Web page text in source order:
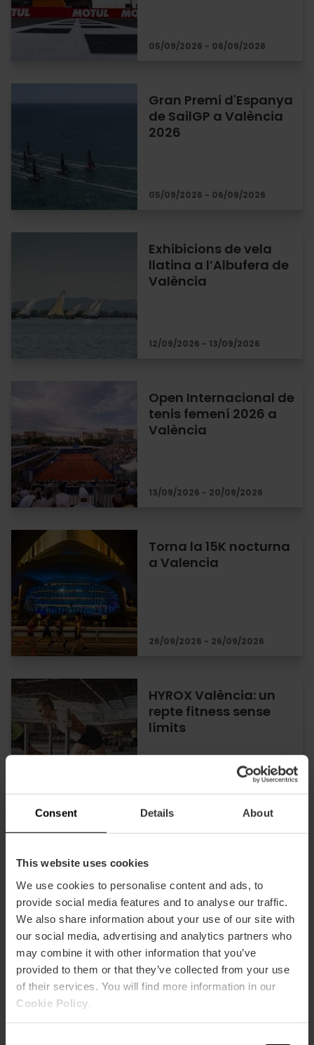
Consent Details About
This website uses cookies
We use cookies to personalise content and ads, to
provide social media features and to analyse our traffic.
We also share information about your use of our site with
our social media, advertising and analytics partners who
may combine it with other information that you’ve
provided to them or that they’ve collected from your use
of their services. You will find more information in our
Cookie Policy
05/09/2026 - 06/09/2026
Gran Premi d'Espanya
de SailGP a València
2026
05/09/2026 - 06/09/2026
Exhibicions de vela
llatina a l’Albufera de
València
12/09/2026 - 13/09/2026
Open Internacional de
tenis femení 2026 a
València
13/09/2026 - 20/09/2026
Torna la 15K nocturna
a Valencia
26/09/2026 - 26/09/2026
HYROX València: un
repte fitness sense
límits
06/11/2026 - 08/11/2026
Gran Premi de
València